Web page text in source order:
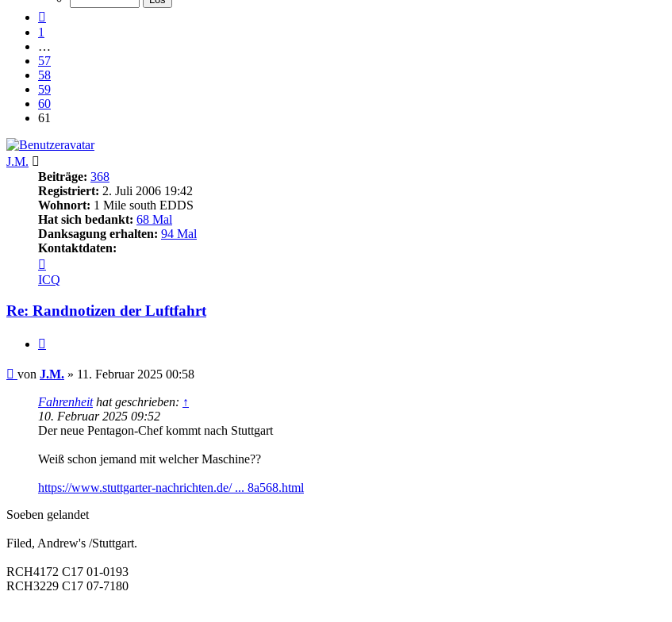
1
…
57
58
59
60
61
J.M.
Beiträge: 368
Registriert: 2. Juli 2006 19:42
Wohnort: 1 Mile south EDDS
Hat sich bedankt: 68 Mal
Danksagung erhalten: 94 Mal
Kontaktdaten:
von
J.M.
ICQ
Re: Randnotizen der Luftfahrt
Beitrag
von J.M. » 11. Februar 2025 00:58
Fahrenheithat geschrieben: ↑
10. Februar 2025 09:52
Der neue Pentagon-Chef kommt nach Stuttgart
Weiß schon jemand mit welcher Maschine??
https://www.stuttgarter-nachrichten.de/ ... 8a568.html
Soeben gelandet
Filed, Andrew's /Stuttgart.
RCH4172 C17 01-0193
RCH3229 C17 07-7180